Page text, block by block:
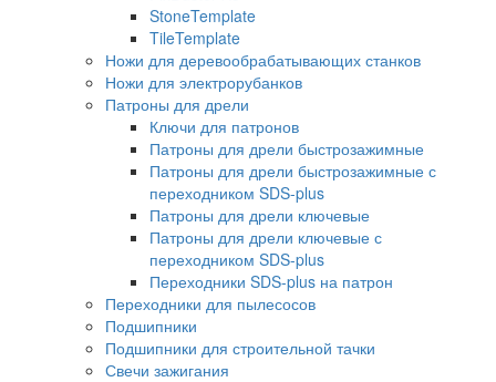
StoneTemplate
TileTemplate
Ножи для деревообрабатывающих станков
Ножи для электрорубанков
Патроны для дрели
Ключи для патронов
Патроны для дрели быстрозажимные
Патроны для дрели быстрозажимные с
переходником SDS-plus
Патроны для дрели ключевые
Патроны для дрели ключевые с
переходником SDS-plus
Переходники SDS-plus на патрон
Переходники для пылесосов
Подшипники
Подшипники для строительной тачки
Свечи зажигания